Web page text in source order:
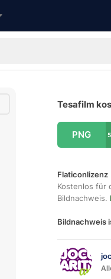
Tesafilm
PNG
Flaticonlizenz
Kostenlos für
Bildnachweis.
Bildnachweis